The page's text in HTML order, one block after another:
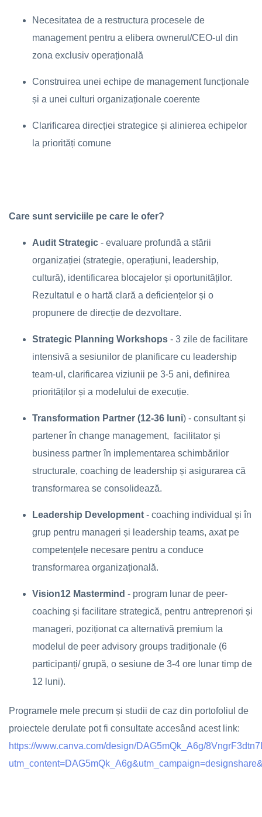
Necesitatea de a restructura procesele de
management pentru a elibera ownerul/CEO-ul din
zona exclusiv operațională
Construirea unei echipe de management funcționale
și a unei culturi organizaționale coerente
Clarificarea direcției strategice și alinierea echipelor
la priorități comune
Care sunt serviciile pe care le ofer?
Audit Strategic - evaluare profundă a stării
organizației (strategie, operațiuni, leadership,
cultură), identificarea blocajelor și oportunităților.
Rezultatul e o hartă clară a deficiențelor și o
propunere de direcție de dezvoltare.
Strategic Planning Workshops - 3 zile de facilitare
intensivă a sesiunilor de planificare cu leadership
team-ul, clarificarea viziunii pe 3-5 ani, definirea
priorităților și a modelului de execuție.
Transformation Partner (12-36 luni) - consultant și
partener în change management, facilitator și
business partner în implementarea schimbărilor
structurale, coaching de leadership și asigurarea că
transformarea se consolidează.
Leadership Development - coaching individual și în
grup pentru manageri și leadership teams, axat pe
competențele necesare pentru a conduce
transformarea organizațională.
Vision12 Mastermind - program lunar de peer-
coaching și facilitare strategică, pentru antreprenori și
manageri, poziționat ca alternativă premium la
modelul de peer advisory groups tradiționale (6
participanți/ grupă, o sesiune de 3-4 ore lunar timp de
12 luni).
Programele mele precum și studii de caz din portofoliul de
proiectele derulate pot fi consultate accesând acest link:
https://www.canva.com/design/DAG5mQk_A6g/